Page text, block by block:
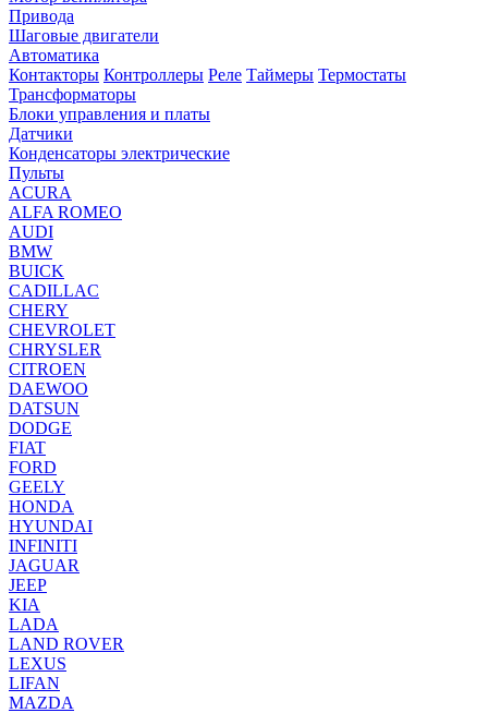
Привода
Шаговые двигатели
Автоматика
Контакторы Контроллеры Реле Таймеры Термостаты
Трансформаторы
Блоки управления и платы
Датчики
Конденсаторы электрические
Пульты
ACURA
ALFA ROMEO
AUDI
BMW
BUICK
CADILLAC
CHERY
CHEVROLET
CHRYSLER
CITROEN
DAEWOO
DATSUN
DODGE
FIAT
FORD
GEELY
HONDA
HYUNDAI
INFINITI
JAGUAR
JEEP
KIA
LADA
LAND ROVER
LEXUS
LIFAN
MAZDA